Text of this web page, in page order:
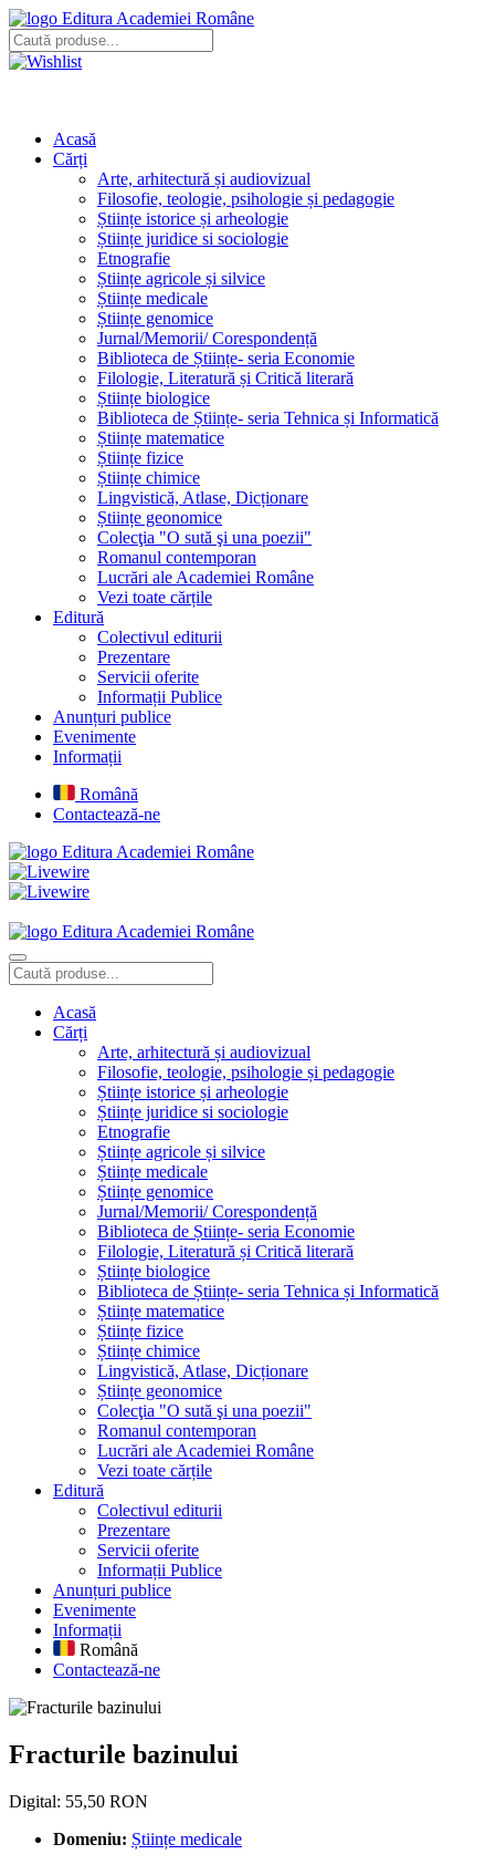
Editura Academiei Române
Acasă
Cărți
Arte, arhitectură și audiovizual
Filosofie, teologie, psihologie și pedagogie
Științe istorice și arheologie
Științe juridice si sociologie
Etnografie
Științe agricole și silvice
Științe medicale
Științe genomice
Jurnal/Memorii/ Corespondență
Biblioteca de Științe- seria Economie
Filologie, Literatură și Critică literară
Științe biologice
Biblioteca de Științe- seria Tehnica și Informatică
Științe matematice
Științe fizice
Științe chimice
Lingvistică, Atlase, Dicționare
Științe geonomice
Colecţia "O sută şi una poezii"
Romanul contemporan
Lucrări ale Academiei Române
Vezi toate cărțile
Editură
Colectivul editurii
Prezentare
Servicii oferite
Informații Publice
Anunțuri publice
Evenimente
Informații
Română
Contactează-ne
Editura Academiei Române
Editura Academiei Române
Acasă
Cărți
Arte, arhitectură și audiovizual
Filosofie, teologie, psihologie și pedagogie
Științe istorice și arheologie
Științe juridice si sociologie
Etnografie
Științe agricole și silvice
Științe medicale
Științe genomice
Jurnal/Memorii/ Corespondență
Biblioteca de Științe- seria Economie
Filologie, Literatură și Critică literară
Științe biologice
Biblioteca de Științe- seria Tehnica și Informatică
Științe matematice
Științe fizice
Științe chimice
Lingvistică, Atlase, Dicționare
Științe geonomice
Colecţia "O sută şi una poezii"
Romanul contemporan
Lucrări ale Academiei Române
Vezi toate cărțile
Editură
Colectivul editurii
Prezentare
Servicii oferite
Informații Publice
Anunțuri publice
Evenimente
Informații
Română
Contactează-ne
Fracturile bazinului
Fracturile bazinului
Digital: 55,50 RON
Domeniu: Științe medicale